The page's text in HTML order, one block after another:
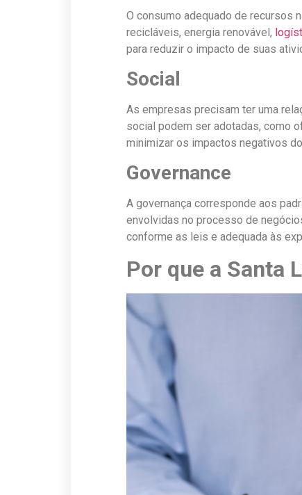
O consumo adequado de recursos
recicláveis, energia renovável,
para reduzir o impacto de suas
Social
As empresas precisam ter uma
social podem ser adotadas, como
minimizar os impactos negativos
Governance
A governança corresponde aos
envolvidas no processo de
conforme as leis e adequada às
Por que a Santa